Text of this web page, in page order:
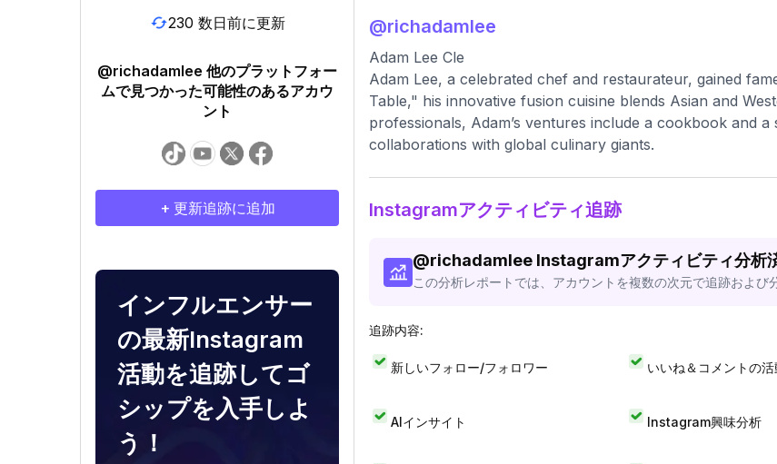
230 数日前に更新
@richadamlee 他のプラットフォー
ムで見つかった可能性のあるアカウ
ント
+ 更新追跡に追加
インフルエンサー
の最新Instagram
活動を追跡してゴ
シップを入手しよ
う！
@richadamlee
Adam Lee Cle
Adam Lee, a celebrated chef and restaurateur, gained
Table," his innovative fusion cuisine blends Asian and
professionals, Adam’s ventures include a cookbook and
collaborations with global culinary giants.
Instagramアクティビティ追跡
@richadamlee Instagramアクティビティ分析
この分析レポートでは、アカウントを複数の次元で追跡および
追跡内容:
新しいフォロー/フォロワー いいね＆コメントの活
AIインサイト Instagram興味分析